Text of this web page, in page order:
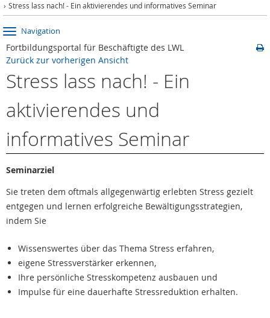
Stress lass nach! - Ein aktivierendes und informatives Seminar
Navigation
Fortbildungsportal für Beschäftigte des LWL
Zurück zur vorherigen Ansicht
Stress lass nach! - Ein
aktivierendes und
informatives Seminar
Seminarziel
Sie treten dem oftmals allgegenwärtig erlebten Stress gezielt
entgegen und lernen erfolgreiche Bewältigungsstrategien,
indem Sie
Wissenswertes über das Thema Stress erfahren,
eigene Stressverstärker erkennen,
Ihre persönliche Stresskompetenz ausbauen und
Impulse für eine dauerhafte Stressreduktion erhalten.